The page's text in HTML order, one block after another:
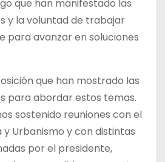
que han manifestado las
y la voluntad de trabajar
avanzar en soluciones
que han mostrado las
para abordar estos temas.
sostenido reuniones con el
y Urbanismo y con distintas
por el presidente,